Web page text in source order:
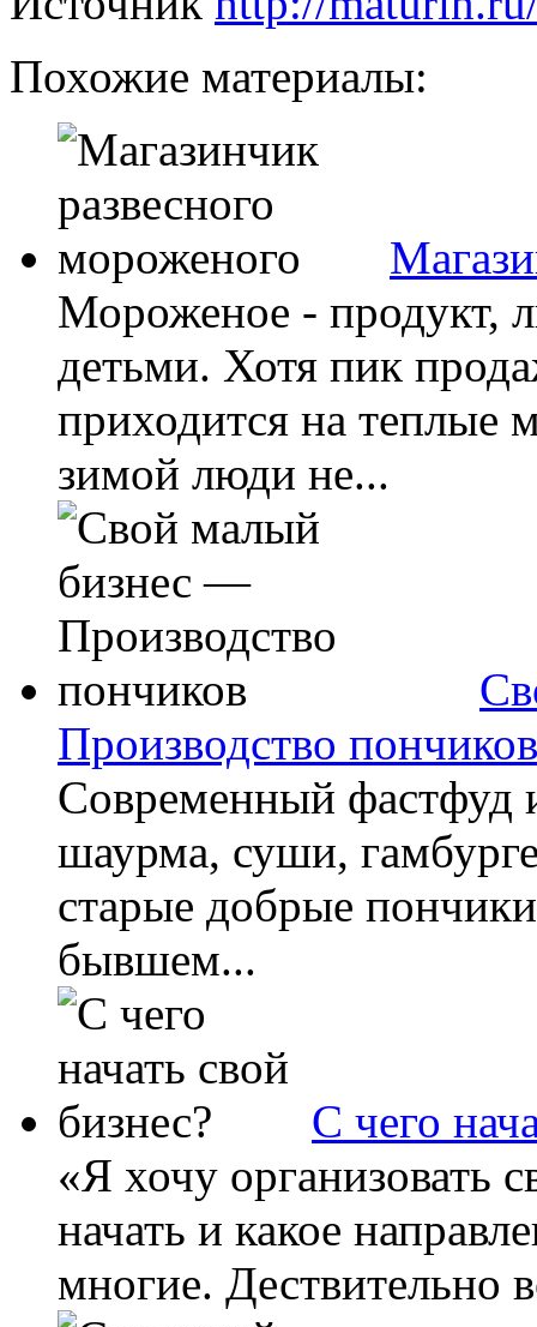
Похожие материалы:
Мороженое - продукт,
детьми. Хотя пик
приходится на теплые
зимой люди не...
Производство пончиков
Современный фастфуд
шаурма, суши,
старые добрые
бывшем...
С чего
«Я хочу организовать
начать и какое
многие. Дествительно